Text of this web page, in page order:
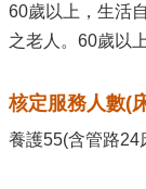
60歲以上，生活
之老人。60歲以
核定服務人數(
養護55(含管路24